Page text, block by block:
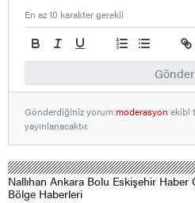
Gönder
En az 10 karakter gerekli
Gönderdiğiniz yorummoderasyon ekibi
yayınlanacaktır.
Nallıhan Ankara Bolu Eskişehir
Bölge Haberleri